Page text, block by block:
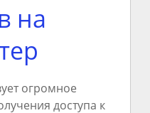
на
огромное
доступа к